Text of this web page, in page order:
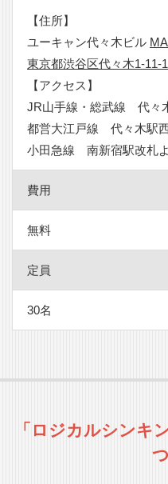
【住所】
ユーキャン代々木ビル
東京都渋谷区代々木1-11-1
【アクセス】
JR山手線・総武線 代々
都営大江戸線 代々木駅
小田急線 南新宿駅改札
費用
無料
定員
30名
「ロジカルシンキ